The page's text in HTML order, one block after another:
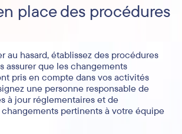
place des procédures
au hasard, établissez des procédures
assurer que les changements
pris en compte dans vos activités
une personne responsable de
à jour réglementaires et de
pertinents à votre équipe